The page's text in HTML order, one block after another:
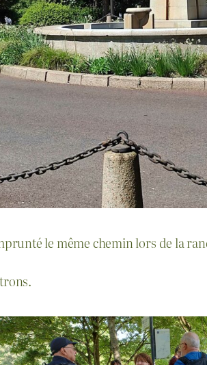
le même chemin lors de la